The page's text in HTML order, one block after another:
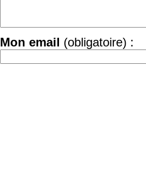
Mon email (obligatoire) :